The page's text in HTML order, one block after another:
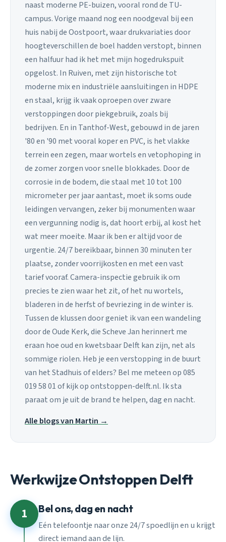
naast moderne PE-buizen, vooral rond de TU-
campus. Vorige maand nog een noodgeval bij een
huis nabij de Oostpoort, waar drukvariaties door
hoogteverschillen de boel hadden verstopt, binnen
een halfuur had ik het met mijn hogedrukspuit
opgelost. In Ruiven, met zijn historische tot
moderne mix en industriële aansluitingen in HDPE
en staal, krijg ik vaak oproepen over zware
verstoppingen door piekgebruik, zoals bij
bedrijven. En in Tanthof-West, gebouwd in de jaren
'80 en '90 met vooral koper en PVC, is het vlakke
terrein een zegen, maar wortels en vetophoping in
de zomer zorgen voor snelle blokkades. Door de
corrosie in de bodem, die staal met 10 tot 100
micrometer per jaar aantast, moet ik soms oude
leidingen vervangen, zeker bij monumenten waar
een vergunning nodig is, dat hoort erbij, al kost het
wat meer moeite. Maar ik ben er altijd voor de
urgentie. 24/7 bereikbaar, binnen 30 minuten ter
plaatse, zonder voorrijkosten en met een vast
tarief vooraf. Camera-inspectie gebruik ik om
precies te zien waar het zit, of het nu wortels,
bladeren in de herfst of bevriezing in de winter is.
Tussen de klussen door geniet ik van een wandeling
door de Oude Kerk, die Scheve Jan herinnert me
eraan hoe oud en kwetsbaar Delft kan zijn, net als
sommige riolen. Heb je een verstopping in de buurt
van het Stadhuis of elders? Bel me meteen op 085
019 58 01 of kijk op ontstoppen-delft.nl. Ik sta
paraat om je uit de brand te helpen, dag en nacht.
Alle blogs van Martin →
Werkwijze Ontstoppen Delft
1 Bel ons, dag en nacht
Eén telefoontje naar onze 24/7 spoedlijn en u krijgt
direct iemand aan de lijn.